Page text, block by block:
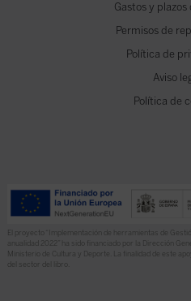
Gastos y plazos
Permisos de
Política de
Aviso
Política de
El proyecto “Implementación de herramientas de
anualidad 2022” ha sido financiado por la Dirección
Ministerio de Cultura y Deporte. La finalidad de este
del sector del libro.